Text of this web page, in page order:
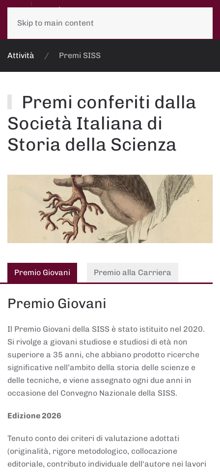
Skip to main content
Attività Premi SISS
Premi conferiti dalla
Società Italiana di
Storia della Scienza
Premio Giovani Premio alla Carriera
Premio Giovani
Il Premio Giovani della SISS è stato istituito nel 2020.
Si rivolge a giovani studiose e studiosi di età non
superiore a 35 anni, che abbiano prodotto ricerche
significative nell’ambito della storia delle scienze e
delle tecniche, e viene assegnato ogni due anni in
occasione del Convegno Nazionale della SISS.
Edizione 2026
Tenuto conto dei criteri di valutazione adottati
(originalità, rigore metodologico, collocazione
editoriale, contributo individuale dell'autore nei lavori